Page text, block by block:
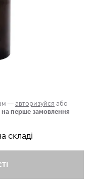
— авторизуйся або
перше замовлення
складі